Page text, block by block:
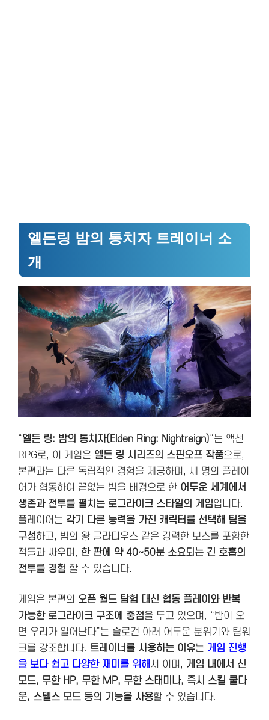
엘든링 밤의 통치자 트레이너 소
개
“엘든 링: 밤의 통치자(Elden Ring: Nightreign)“는 액션
RPG로, 이 게임은 엘든 링 시리즈의 스핀오프 작품으로,
본편과는 다른 독립적인 경험을 제공하며, 세 명의 플레이
어가 협동하여 끝없는 밤을 배경으로 한 어두운 세계에서
생존과 전투를 펼치는 로그라이크 스타일의 게임입니다.
플레이어는 각기 다른 능력을 가진 캐릭터를 선택해 팀을
구성하고, 밤의 왕 글라디우스 같은 강력한 보스를 포함한
적들과 싸우며, 한 판에 약 40~50분 소요되는 긴 호흡의
전투를 경험 할 수 있습니다.
게임은 본편의 오픈 월드 탐험 대신 협동 플레이와 반복
가능한 로그라이크 구조에 중점을 두고 있으며, “밤이 오
면 우리가 일어난다”는 슬로건 아래 어두운 분위기와 팀워
크를 강조합니다. 트레이너를 사용하는 이유는 게임 진행
을 보다 쉽고 다양한 재미를 위해서 이며, 게임 내에서 신
모드, 무한 HP, 무한 MP, 무한 스태미나, 즉시 스킬 쿨다
운, 스텔스 모드 등의 기능을 사용할 수 있습니다.